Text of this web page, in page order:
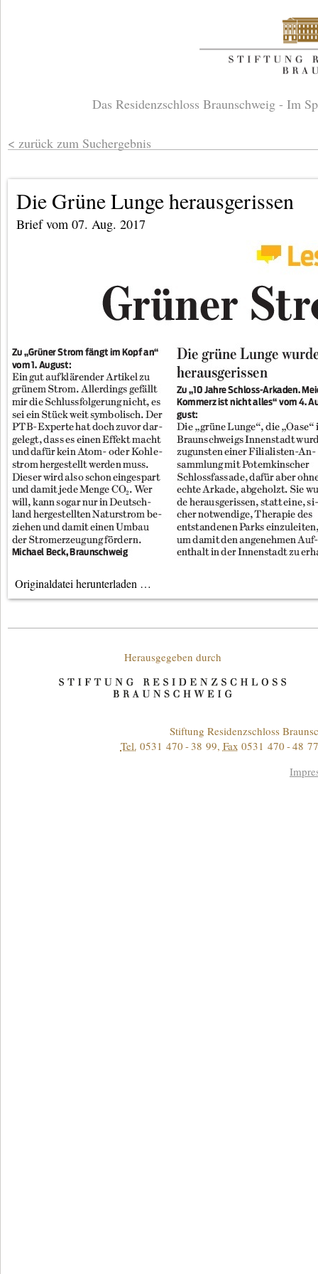
Das Residenzschloss Braunschweig - Im
zurück zum Suchergebnis
Die Grüne Lunge herausgerissen
Brief vom 07. Aug. 2017
Originaldatei herunterladen …
Herausgegeben durch
Stiftung Residenzschloss
Tel. 0531 470 - 38 99, Fax 0531 470 - 48